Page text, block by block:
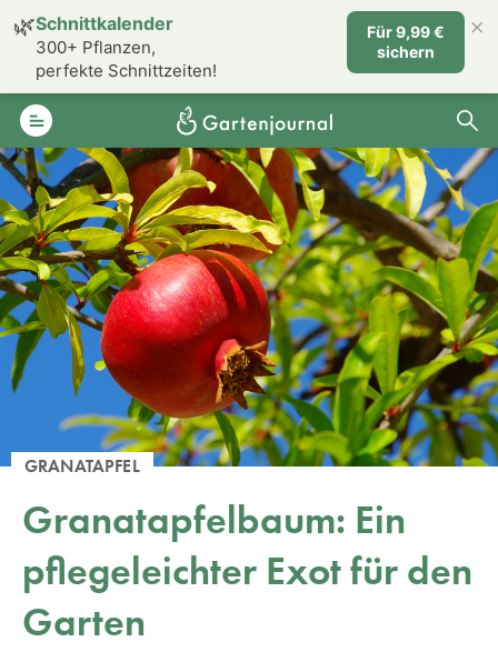
GRANATAPFEL
Granatapfelbaum: Ein
pflegeleichter Exot für den
Garten
🌿Schnittkalender
300+ Pflanzen,
perfekte Schnittzeiten!
Für 9,99 €
sichern
×